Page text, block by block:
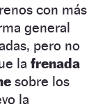
con más
general
pero no
la frenada
sobre los
la